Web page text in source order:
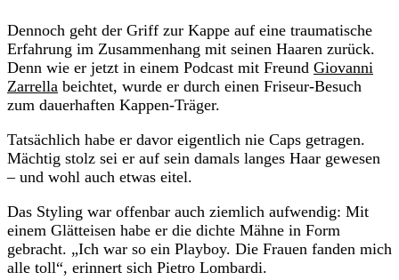
Dennoch geht der Griff zur Kappe auf eine traumatische
Erfahrung im Zusammenhang mit seinen Haaren zurück.
Denn wie er jetzt in einem Podcast mit Freund Giovanni
Zarrella beichtet, wurde er durch einen Friseur-Besuch
zum dauerhaften Kappen-Träger.
Tatsächlich habe er davor eigentlich nie Caps getragen.
Mächtig stolz sei er auf sein damals langes Haar gewesen
– und wohl auch etwas eitel.
Das Styling war offenbar auch ziemlich aufwendig: Mit
einem Glätteisen habe er die dichte Mähne in Form
gebracht. „Ich war so ein Playboy. Die Frauen fanden mich
alle toll“, erinnert sich Pietro Lombardi.